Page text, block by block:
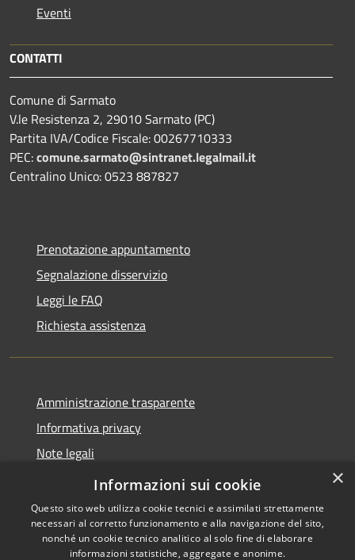
Eventi
CONTATTI
Comune di Sarmato
V.le Resistenza 2, 29010 Sarmato (PC)
Partita IVA/Codice Fiscale: 00267710333
PEC:comune.sarmato@sintranet.legalmail.it
Centralino Unico: 0523 887827
Prenotazione appuntamento
Segnalazione disservizio
Leggi le FAQ
Richiesta assistenza
Amministrazione trasparente
Informativa privacy
Note legali
Dichiarazione di accessibilità
×
Informazioni sui cookie
Questo sito web utilizza cookie tecnici e assimilati strettamente
necessari al corretto funzionamento e alla navigazione del sito,
nonché un cookie tecnico analitico al solo fine di elaborare
informazioni statistiche, aggregate e anonime.